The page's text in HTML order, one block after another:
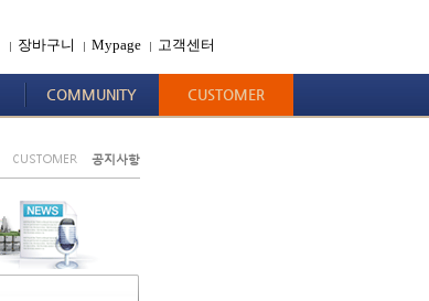
| 장바구니 | Mypage | 고객센터
COMMUNITY CUSTOMER
CUSTOMER 공지사항